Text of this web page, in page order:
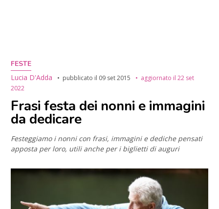
FESTE
Lucia D'Adda
pubblicato il 09 set 2015 aggiornato il22 set
2022
Frasi festa dei nonni e immagini
da dedicare
Festeggiamo i nonni con frasi, immagini e dediche pensati
apposta per loro, utili anche per i biglietti di auguri